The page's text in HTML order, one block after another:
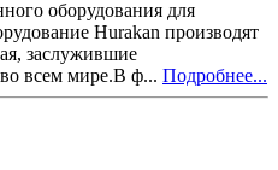
оборудования для
Hurakan производят
заслужившие
всем мире.В ф... Подробнее...